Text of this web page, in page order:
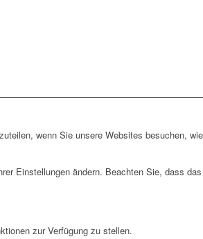
wenn Sie unsere Websites besuchen,
Einstellungen ändern. Beachten Sie, dass
zur Verfügung zu stellen.